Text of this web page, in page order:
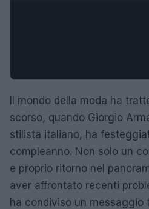
Il mondo della moda ha
scorso, quando Giorgio
stilista italiano, ha
compleanno. Non solo un
e proprio ritorno nel
aver affrontato recenti
ha condiviso un messaggio